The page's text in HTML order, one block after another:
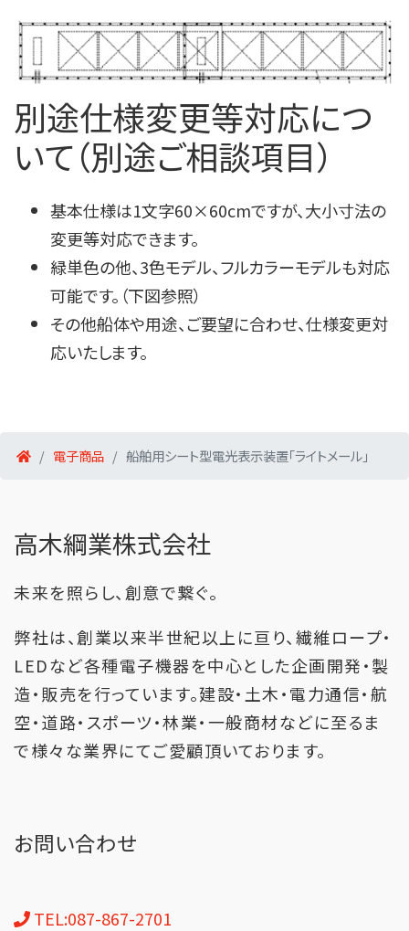
別途仕様変更等対応につ
いて（別途ご相談項目）
基本仕様は1文字60×60cmですが、大小寸法の
変更等対応できます。
緑単色の他、3色モデル、フルカラーモデルも対応
可能です。（下図参照）
その他船体や用途、ご要望に合わせ、仕様変更対
応いたします。
電子商品 船舶用シート型電光表示装置「ライトメール」
高木綱業株式会社
未来を照らし、創意で繋ぐ。
弊社は、創業以来半世紀以上に亘り、繊維ロープ・
LEDなど各種電子機器を中心とした企画開発・製
造・販売を行っています。建設・土木・電力通信・航
空・道路・スポーツ・林業・一般商材などに至るま
で様々な業界にてご愛顧頂いております。
お問い合わせ
TEL:087-867-2701